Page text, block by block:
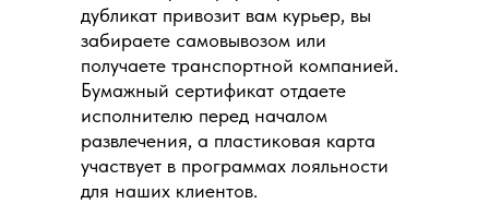
дубликат привозит вам курьер, вы
забираете самовывозом или
получаете транспортной компанией.
Бумажный сертификат отдаете
исполнителю перед началом
развлечения, а пластиковая карта
участвует в программах лояльности
для наших клиентов.